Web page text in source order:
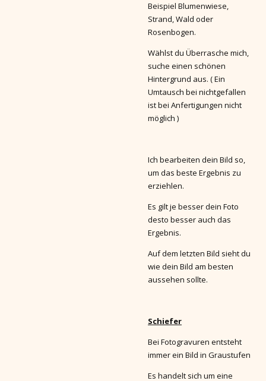
Beispiel Blumenwiese,
Strand, Wald oder
Rosenbogen.
Wählst du Überrasche mich,
suche einen schönen
Hintergrund aus. ( Ein
Umtausch bei nichtgefallen
ist bei Anfertigungen nicht
möglich )
Ich bearbeiten dein Bild so,
um das beste Ergebnis zu
erziehlen.
Es gilt je besser dein Foto
desto besser auch das
Ergebnis.
Auf dem letzten Bild sieht du
wie dein Bild am besten
aussehen sollte.
Schiefer
Bei Fotogravuren entsteht
immer ein Bild in Graustufen
Es handelt sich um eine